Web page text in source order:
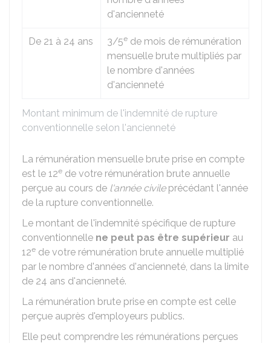
Montant minimum de l'indemnité de rupture
conventionnelle selon l'ancienneté
d'ancienneté
De 21 à 24 ans 3/5e de mois de rémunération
mensuelle brute multipliés par
le nombre d'années
d'ancienneté
La rémunération mensuelle brute prise en compte
est le 12e de votre rémunération brute annuelle
perçue au cours de l'année civileprécédant l'année
de la rupture conventionnelle.
Le montant de l'indemnité spécifique de rupture
conventionnelle ne peut pas être supérieur au
12e de votre rémunération brute annuelle multiplié
par le nombre d'années d'ancienneté, dans la limite
de 24 ans d'ancienneté.
La rémunération brute prise en compte est celle
perçue auprès d'employeurs publics.
Elle peut comprendre les rémunérations perçues